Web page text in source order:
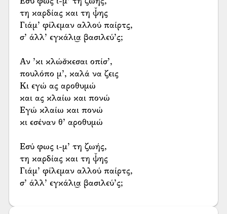
Εσύ φως ι-μ’ τη ζωής,
τη καρδίας και τη ψ̌ης
Γιάμ’ φίλεμαν αλλού παίρτς,
σ’ άλλ’ εγκάλι͜α βασιλεύ’ς;
Αν ’κι κλώσ̌κεσαι οπίσ’,
πουλόπο μ’, καλά να ζεις
Κι εγώ ας αροθυμώ
και ας κλαίω και πονώ
Εγώ κλαίω και πονώ
κι εσέναν θ’ αροθυμώ
Εσύ φως ι-μ’ τη ζωής,
τη καρδίας και τη ψ̌ης
Γιάμ’ φίλεμαν αλλού παίρτς,
σ’ άλλ’ εγκάλι͜α βασιλεύ’ς;